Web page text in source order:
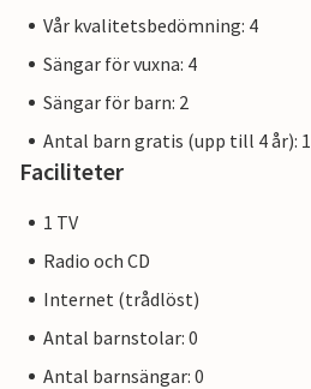
Vår kvalitetsbedömning: 4
Sängar för vuxna: 4
Sängar för barn: 2
Antal barn gratis (upp till 4 år): 1
Faciliteter
1 TV
Radio och CD
Internet (trådlöst)
Antal barnstolar: 0
Antal barnsängar: 0